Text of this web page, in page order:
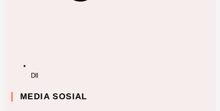
Dll
MEDIA SOSIAL